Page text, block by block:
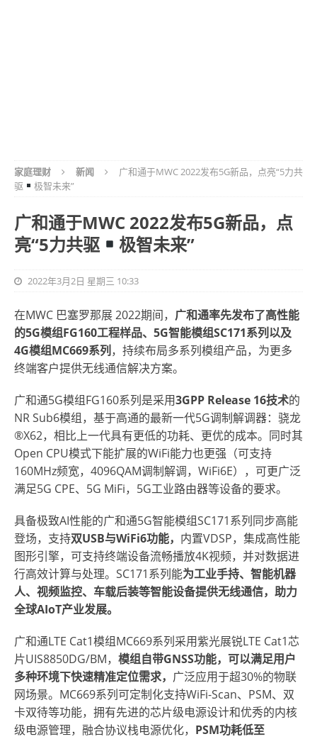
家庭理财 新闻
广和通于MWC 2022发布5G新品，点亮“5力共
驱
极智未来”
广和通于MWC 2022发布5G新品，点
亮“5力共驱
极智未来”
2022年3月2日 星期三 10:33
在MWC 巴塞罗那展 2022期间， 广和通率先发布了高性能
的5G模组FG160工程样品、5G智能模组SC171系列以及
4G模组MC669系列 ，持续布局多系列模组产品，为更多
终端客户提供无线通信解决方案。
广和通5G模组FG160系列是采用3GPP Release 16技术的
NR Sub6模组，基于高通的最新一代5G调制解调器：骁龙
®X62，相比上一代具有更低的功耗、更优的成本。同时其
Open CPU模式下能扩展的WiFi能力也更强（可支持
160MHz频宽，4096QAM调制解调，WiFi6E），可更广泛
满足5G CPE、5G MiFi，5G工业路由器等设备的要求。
具备极致AI性能的广和通5G智能模组SC171系列同步高能
登场，支持双USB与WiFi6功能， 内置VDSP，集成高性能
图形引擎，可支持终端设备流畅播放4K视频，并对数据进
行高效计算与处理。SC171系列能为工业手持、智能机器
人、视频监控、车载后装等智能设备提供无线通信，助力
全球AIoT产业发展。
广和通LTE Cat1模组MC669系列采用紫光展锐LTE Cat1芯
片UIS8850DG/BM， 模组自带GNSS功能，可以满足用户
多种环境下快速精准定位需求， 广泛应用于超30%的物联
网场景。MC669系列可定制化支持WiFi-Scan、PSM、双
卡双待等功能，拥有先进的芯片级电源设计和优秀的内核
级电源管理，融合协议栈电源优化， PSM功耗低至